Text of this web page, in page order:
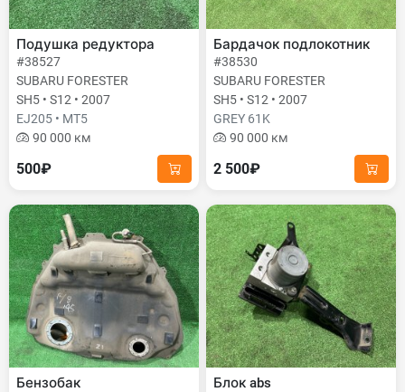
Подушка редуктора
#38527
SUBARU FORESTER
SH5 • S12 • 2007
EJ205 • MT5
90 000 км
500₽
Бардачок подлокотник
#38530
SUBARU FORESTER
SH5 • S12 • 2007
GREY 61K
90 000 км
2 500₽
Бензобак Блок abs